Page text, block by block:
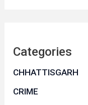
Categories
CHHATTISGARH
CRIME